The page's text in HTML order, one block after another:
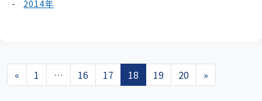
2014年
投稿ナビゲーション
« 1 … 16 17 18 19 20 »